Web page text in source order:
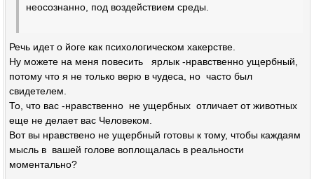
неосознанно, под воздействием среды.
Речь идет о йоге как психологическом хакерстве.
Ну можете на меня повесить ярлык -нравственно ущербный,
потому что я не только верю в чудеса, но часто был
свидетелем.
То, что вас -нравственно не ущербных отличает от животных
еще не делает вас Человеком.
Вот вы нравствено не ущербный готовы к тому, чтобы каждаям
мысль в вашей голове воплощалась в реальности
моментально?